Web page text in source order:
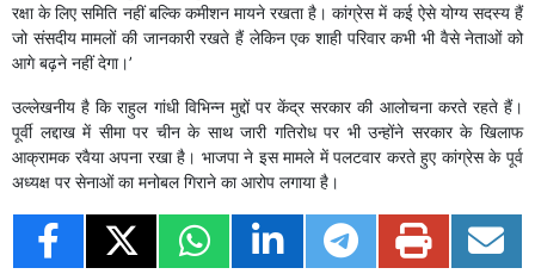
रक्षा के लिए समिति नहीं बल्कि कमीशन मायने रखता है। कांग्रेस में कई ऐसे योग्य सदस्य हैं
जो संसदीय मामलों की जानकारी रखते हैं लेकिन एक शाही परिवार कभी भी वैसे नेताओं को
आगे बढ़ने नहीं देगा।’
उल्लेखनीय है कि राहुल गांधी विभिन्न मुद्दों पर केंद्र सरकार की आलोचना करते रहते हैं।
पूर्वी लद्दाख में सीमा पर चीन के साथ जारी गतिरोध पर भी उन्होंने सरकार के खिलाफ
आक्रामक रवैया अपना रखा है। भाजपा ने इस मामले में पलटवार करते हुए कांग्रेस के पूर्व
अध्यक्ष पर सेनाओं का मनोबल गिराने का आरोप लगाया है।